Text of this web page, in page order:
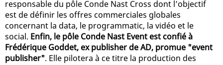
responsable du pôle Conde Nast Cross dont l’objectif
est de définir les offres commerciales globales
concernant la data, le programmatic, la vidéo et le
social. Enfin, le pôle Conde Nast Event est confié à
Frédérique Goddet, ex publisher de AD, promue "event
publisher". Elle pilotera à ce titre la production des